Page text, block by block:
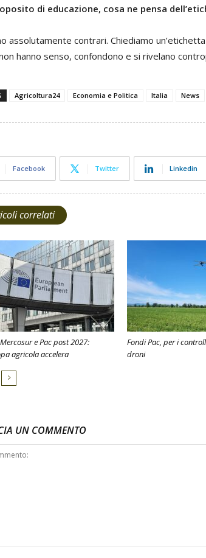
di educazione, cosa ne pensa
assolutamente contrari. Chiediamo
hanno senso, confondono e si rivelano
Agricoltura24 Economia e Politica Italia News
Facebook Twitter Linkedin
correlati
e Pac post 2027:
agricola accelera
Fondi Pac, per i
droni
UN COMMENTO